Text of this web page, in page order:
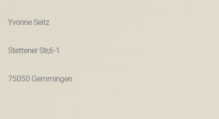
Yvonne Seitz
Stettener Str,6-1
75050 Gemmingen